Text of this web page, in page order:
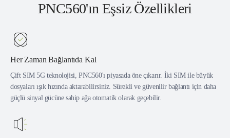
PNC560'ın Eşsiz Özellikleri
Her Zaman Bağlantıda Kal
Çift SIM 5G teknolojisi, PNC560'ı piyasada öne çıkarır. İki SIM ile büyük
dosyaları ışık hızında aktarabilirsiniz. Sürekli ve güvenilir bağlantı için daha
güçlü sinyal gücüne sahip ağa otomatik olarak geçebilir.